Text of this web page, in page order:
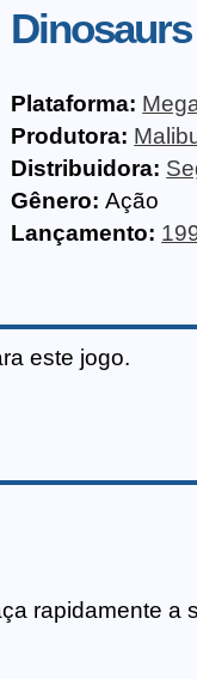
Plataforma:
Produtora:
Distribuidora:
Gênero: Ação
Lançamento:
este jogo.
rapidamente a